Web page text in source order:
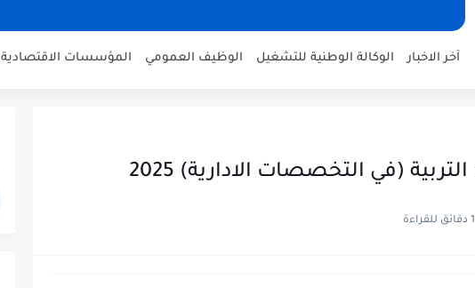
آخر الاخبار الوكالة الوطنية للتشغيل الوظيف العمومي المؤسسات الاقتصادية
(في التخصصات الادارية) 2025
1 دقائق للقراءة